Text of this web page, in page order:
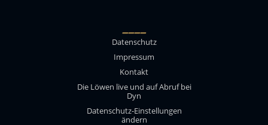
____
Datenschutz
Impressum
Kontakt
Die Löwen live und auf Abruf bei
Dyn
Datenschutz-Einstellungen
ändern